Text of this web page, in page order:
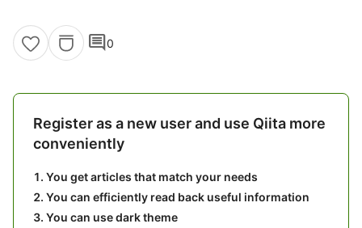
comment0
Register as a new user and use Qiita more
conveniently
You get articles that match your needs
You can efficiently read back useful information
You can use dark theme